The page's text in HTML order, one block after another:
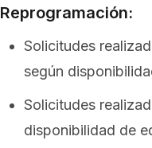
Reprogramación:
Solicitudes
según
Solicitudes
disponibilidad de